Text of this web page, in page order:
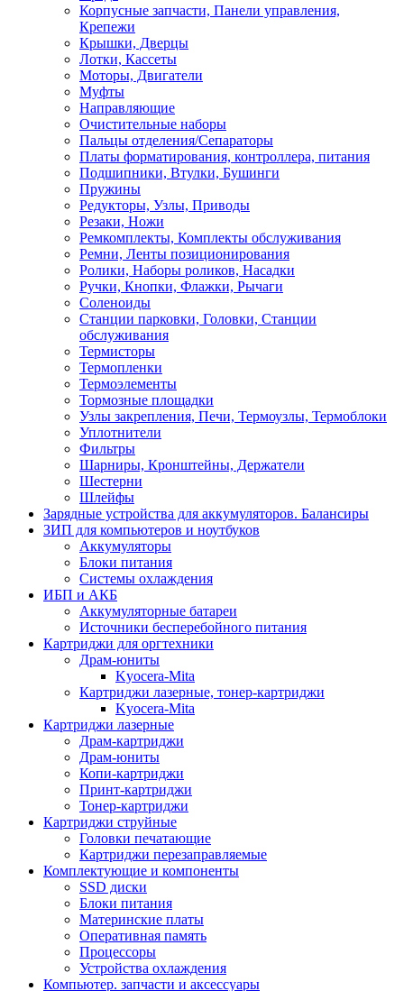
Корпусные запчасти, Панели управления,
Крепежи
Крышки, Дверцы
Лотки, Кассеты
Моторы, Двигатели
Муфты
Направляющие
Очистительные наборы
Пальцы отделения/Сепараторы
Платы форматирования, контроллера, питания
Подшипники, Втулки, Бушинги
Пружины
Редукторы, Узлы, Приводы
Резаки, Ножи
Ремкомплекты, Комплекты обслуживания
Ремни, Ленты позиционирования
Ролики, Наборы роликов, Насадки
Ручки, Кнопки, Флажки, Рычаги
Соленоиды
Станции парковки, Головки, Станции
обслуживания
Термисторы
Термопленки
Термоэлементы
Тормозные площадки
Узлы закрепления, Печи, Термоузлы, Термоблоки
Уплотнители
Фильтры
Шарниры, Кронштейны, Держатели
Шестерни
Шлейфы
Зарядные устройства для аккумуляторов. Балансиры
ЗИП для компьютеров и ноутбуков
Аккумуляторы
Блоки питания
Системы охлаждения
ИБП и АКБ
Аккумуляторные батареи
Источники бесперебойного питания
Картриджи для оргтехники
Драм-юниты
Kyocera-Mita
Картриджи лазерные, тонер-картриджи
Kyocera-Mita
Картриджи лазерные
Драм-картриджи
Драм-юниты
Копи-картриджи
Принт-картриджи
Тонер-картриджи
Картриджи струйные
Головки печатающие
Картриджи перезаправляемые
Комплектующие и компоненты
SSD диски
Блоки питания
Материнские платы
Оперативная память
Процессоры
Устройства охлаждения
Компьютер. запчасти и аксессуары